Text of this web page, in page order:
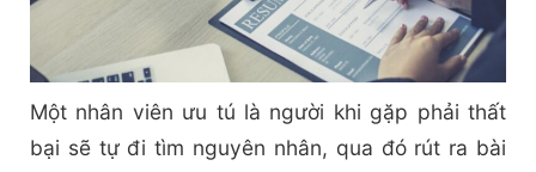
Một nhân viên ưu tú là người khi gặp phải thất
bại sẽ tự đi tìm nguyên nhân, qua đó rút ra bài